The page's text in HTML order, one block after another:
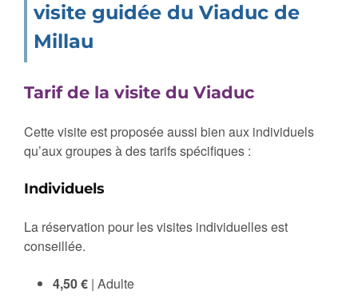
visite guidée du Viaduc de
Millau
Tarif de la visite du Viaduc
Cette visite est proposée aussi bien aux individuels
qu’aux groupes à des tarifs spécifiques :
Individuels
La réservation pour les visites individuelles est
conseillée.
4,50 € | Adulte